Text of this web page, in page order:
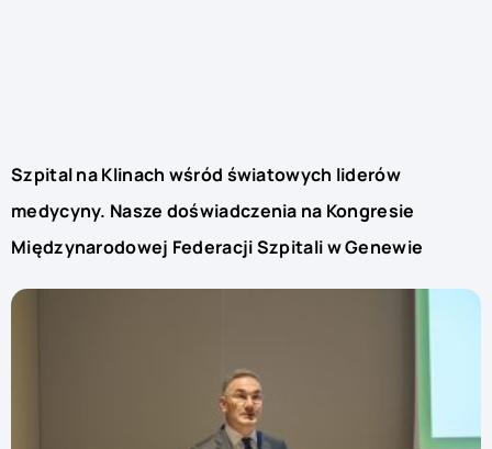
Szpital na Klinach wśród światowych liderów
medycyny. Nasze doświadczenia na Kongresie
Międzynarodowej Federacji Szpitali w Genewie